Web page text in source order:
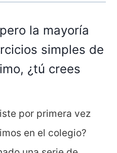
la mayoría
simples de
¿tú crees
por primera vez
en el colegio?